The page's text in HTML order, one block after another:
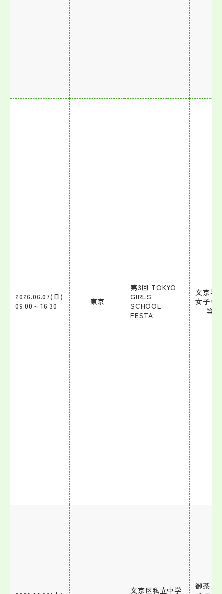
2026.06.07(日)
09:00～16:30
東京
第3回 TOKYO
GIRLS
SCHOOL
FESTA
文京学
女子中
等
文京区私立中学
御茶ノ